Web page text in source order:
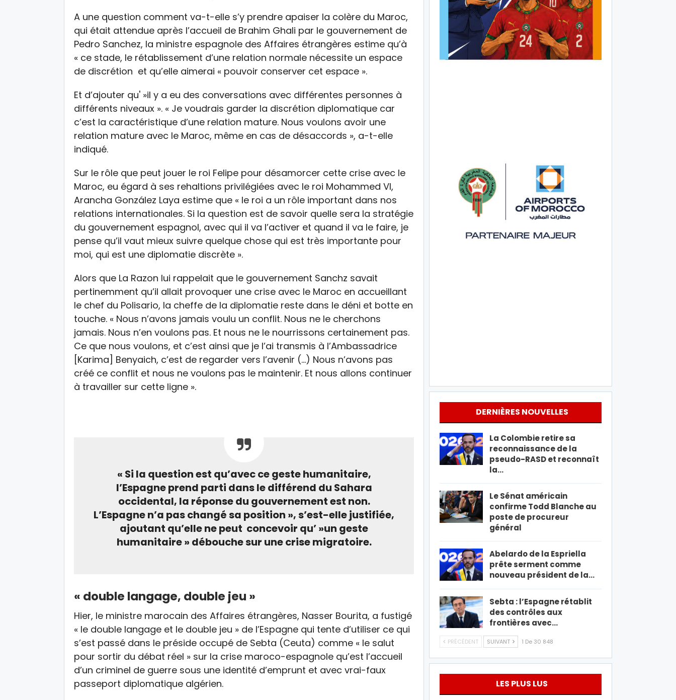
A une question comment va-t-elle s’y prendre apaiser la colère du Maroc,
qui était attendue après l’accueil de Brahim Ghali par le gouvernement de
Pedro Sanchez, la ministre espagnole des Affaires étrangères estime qu’à
« ce stade, le rétablissement d’une relation normale nécessite un espace
de discrétion et qu’elle aimerai « pouvoir conserver cet espace ».
Et d’ajouter qu' »il y a eu des conversations avec différentes personnes à
différents niveaux ». « Je voudrais garder la discrétion diplomatique car
c’est la caractéristique d’une relation mature. Nous voulons avoir une
relation mature avec le Maroc, même en cas de désaccords », a-t-elle
indiqué.
Sur le rôle que peut jouer le roi Felipe pour désamorcer cette crise avec le
Maroc, eu égard à ses rehaltions privilégiées avec le roi Mohammed VI,
Arancha González Laya estime que « le roi a un rôle important dans nos
relations internationales. Si la question est de savoir quelle sera la stratégie
du gouvernement espagnol, avec qui il va l’activer et quand il va le faire, je
pense qu’il vaut mieux suivre quelque chose qui est très importante pour
moi, qui est une diplomatie discrète ».
Alors que La Razon lui rappelait que le gouvernement Sanchz savait
pertinemment qu’il allait provoquer une crise avec le Maroc en accueillant
le chef du Polisario, la cheffe de la diplomatie reste dans le déni et botte en
touche. « Nous n’avons jamais voulu un conflit. Nous ne le cherchons
jamais. Nous n’en voulons pas. Et nous ne le nourrissons certainement pas.
Ce que nous voulons, et c’est ainsi que je l’ai transmis à l’Ambassadrice
[Karima] Benyaich, c’est de regarder vers l’avenir (…) Nous n’avons pas
créé ce conflit et nous ne voulons pas le maintenir. Et nous allons continuer
à travailler sur cette ligne ».
« Si la question est qu’avec ce geste humanitaire,
l’Espagne prend parti dans le différend du Sahara
occidental, la réponse du gouvernement est non.
L’Espagne n’a pas changé sa position », s’est-elle justifiée,
ajoutant qu’elle ne peut concevoir qu’ »un geste
humanitaire » débouche sur une crise migratoire.
« double langage, double jeu »
Hier, le ministre marocain des Affaires étrangères, Nasser Bourita, a fustigé
« le double langage et le double jeu » de l’Espagne qui tente d’utiliser ce qui
s’est passé dans le préside occupé de Sebta (Ceuta) comme « le salut
pour sortir du débat réel » sur la crise maroco-espagnole qu’est l’accueil
d’un criminel de guerre sous une identité d’emprunt et avec vrai-faux
passeport diplomatique algérien.
DERNIÈRES NOUVELLES
La Colombie retire sa
reconnaissance de la
pseudo-RASD et reconnaît
la…
Le Sénat américain
confirme Todd Blanche au
poste de procureur
général
Abelardo de la Espriella
prête serment comme
nouveau président de la…
Sebta : l’Espagne rétablit
des contrôles aux
frontières avec…
PRÉCÉDENT SUIVANT 1 De 30 848
LES PLUS LUS